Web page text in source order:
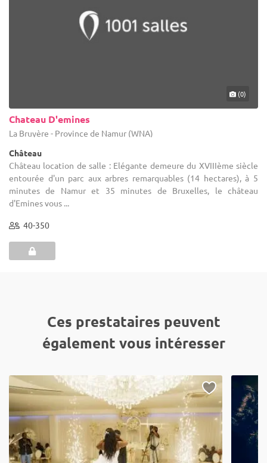
(0)
Chateau D'emines
La Bruyère - Province de Namur (WNA)
Château
Château location de salle : Elégante demeure du XVIIIème siècle
entourée d'un parc aux arbres remarquables (14 hectares), à 5
minutes de Namur et 35 minutes de Bruxelles, le château
d'Emines vous ...
40-350
Ces prestataires peuvent
également vous intéresser